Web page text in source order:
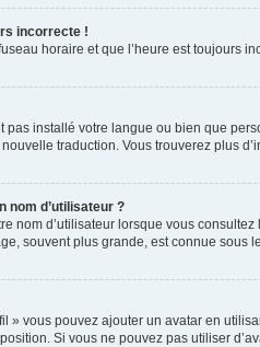
incorrecte !
horaire et que l’heure est
pas installé votre langue ou bien que
traduction. Vous trouverez plus
nom d’utilisateur ?
nom d’utilisateur lorsque vous
souvent plus grande, est connue
» vous pouvez ajouter un avatar en
Si vous ne pouvez pas utiliser